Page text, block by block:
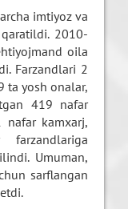
imtiyoz va
2010-
oila
Farzandlari 2
ta yosh onalar,
419 nafar
nafar kamxarj,
farzandlariga
Umuman,
sarflangan